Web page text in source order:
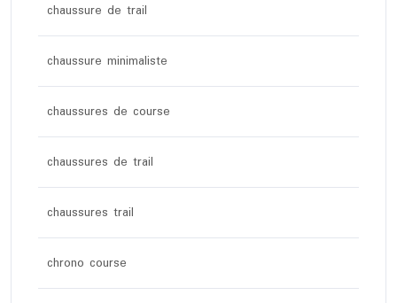
chaussure de trail
chaussure minimaliste
chaussures de course
chaussures de trail
chaussures trail
chrono course